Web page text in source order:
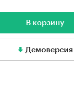
В корзину
Демоверсия